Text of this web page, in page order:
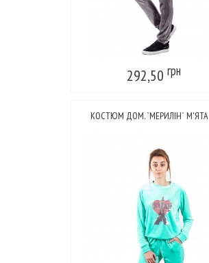
292,50 грн
КОСТЮМ ДОМ. `МЕРИЛІН` М'ЯТА